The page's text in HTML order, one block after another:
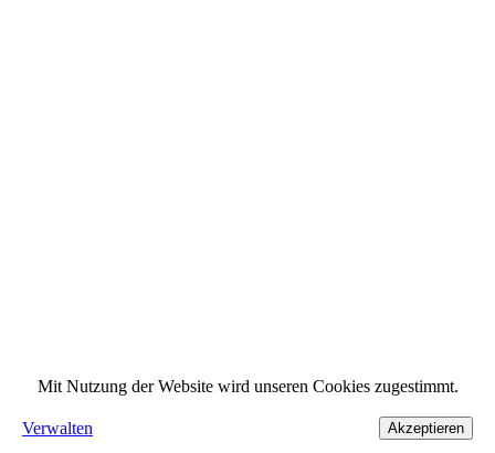
Mit Nutzung der Website wird unseren Cookies zugestimmt.
Verwalten Akzeptieren